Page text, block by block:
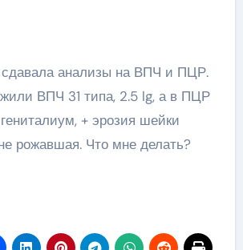
сдавала анализы на ВПЧ и ПЦР.
ВПЧ 31 типа, 2.5 lg, а в ПЦР
+ эрозия шейки
рожавшая. Что мне делать?